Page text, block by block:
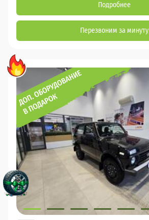
Подробнее
Перезвоним за минуту